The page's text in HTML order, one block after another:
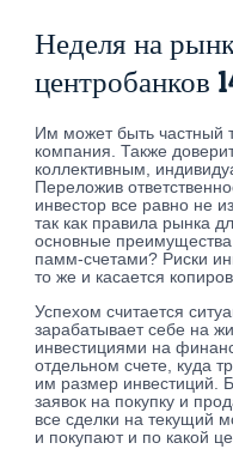
Неделя на
центробанков
Им может быть частный
компания. Также
коллективным,
Переложив
инвестор все равно не
так как правила рынка
основные
памм-счетами? Риски
то же и касается
Успехом считается
зарабатывает себе на
инвестициями на
отдельном счете, куда
им размер инвестиций.
заявок на покупку и
все сделки на текущий
и покупают и по какой